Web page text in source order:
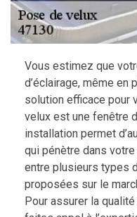
Vous estimez que
d’éclairage, même en
solution efficace pour
velux est une fenêtre
installation permet
qui pénètre dans
entre plusieurs types
proposées sur le
Pour assurer la